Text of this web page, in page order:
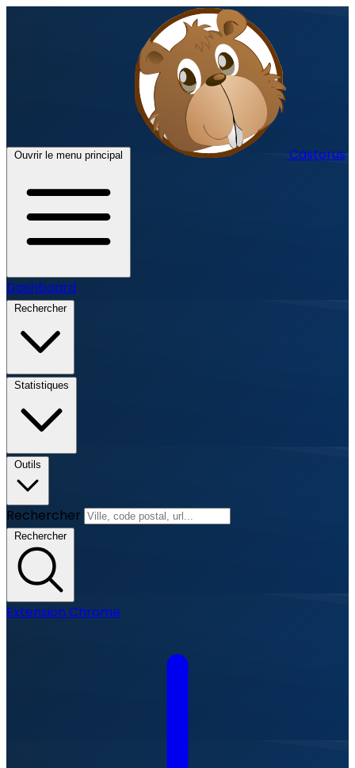
Ouvrir le menu principal Castorus
Dashboard
Rechercher
Statistiques
Outils
Rechercher
Rechercher
Extension Chrome